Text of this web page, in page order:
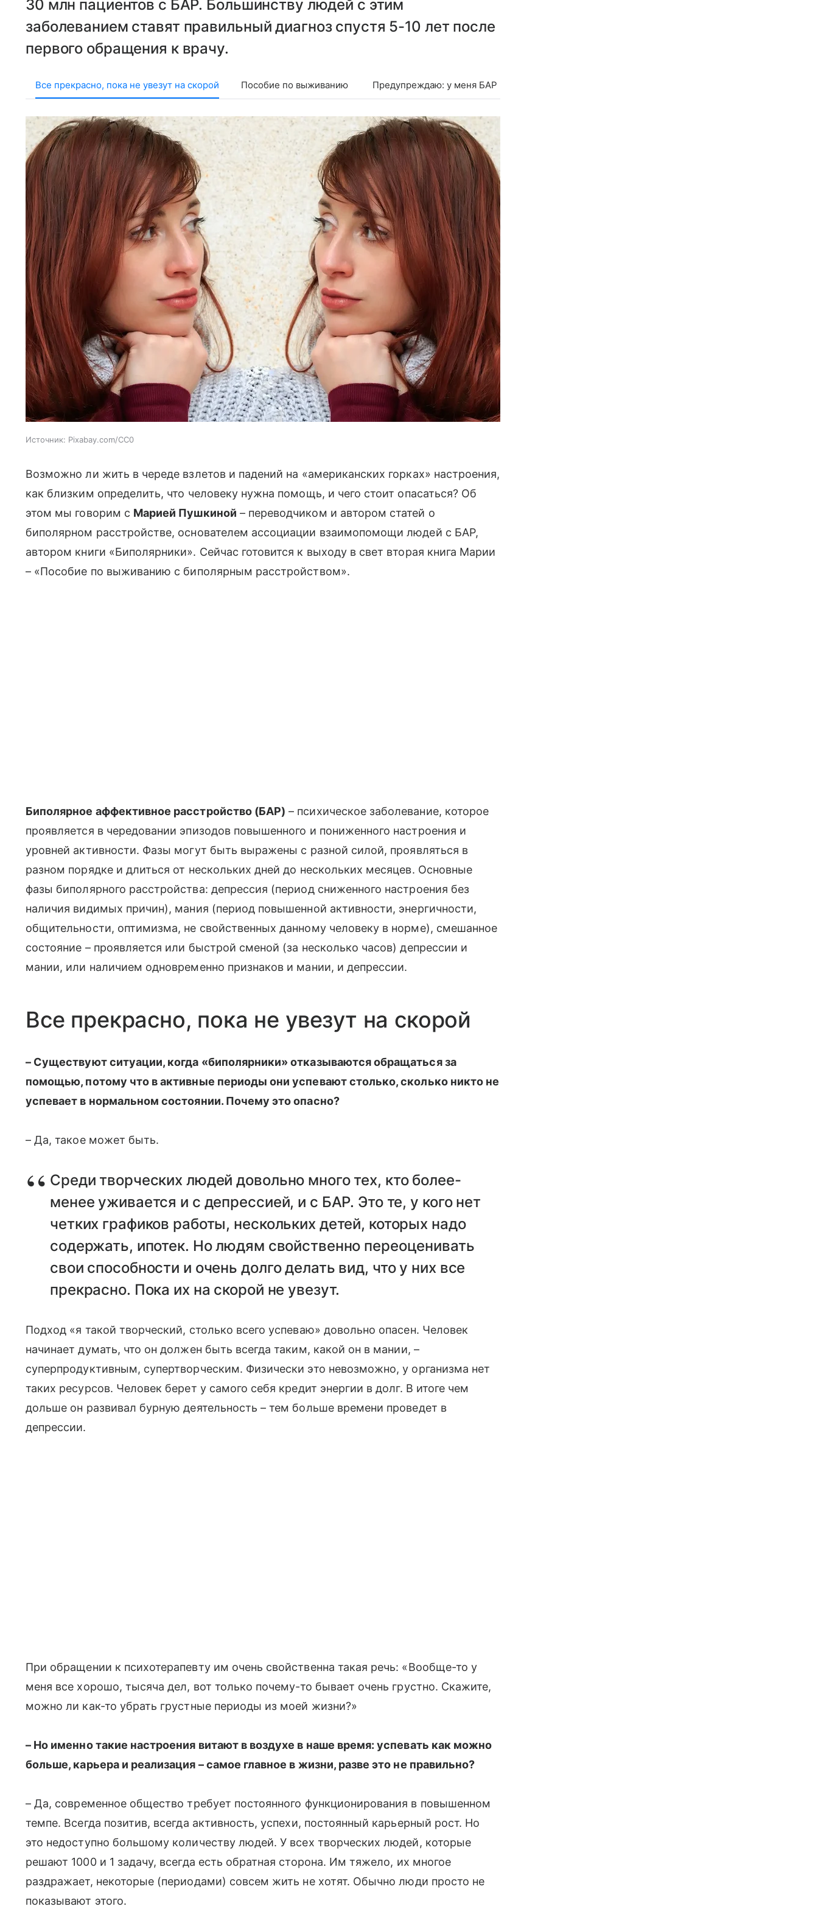
30 млн пациентов с БАР. Большинству людей с этим
заболеванием ставят правильный диагноз спустя 5-10 лет после
первого обращения к врачу.
Все прекрасно, пока не увезут на скорой Пособие по выживанию Предупреждаю: у меня БАР
Источник: Pixabay.com/CC0
Возможно ли жить в череде взлетов и падений на «американских горках» настроения,
как близким определить, что человеку нужна помощь, и чего стоит опасаться? Об
этом мы говорим с Марией Пушкиной – переводчиком и автором статей о
биполярном расстройстве, основателем ассоциации взаимопомощи людей с БАР,
автором книги «Биполярники». Сейчас готовится к выходу в свет вторая книга Марии
– «Пособие по выживанию с биполярным расстройством».
Биполярное аффективное расстройство (БАР) – психическое заболевание, которое
проявляется в чередовании эпизодов повышенного и пониженного настроения и
уровней активности. Фазы могут быть выражены с разной силой, проявляться в
разном порядке и длиться от нескольких дней до нескольких месяцев. Основные
фазы биполярного расстройства: депрессия (период сниженного настроения без
наличия видимых причин), мания (период повышенной активности, энергичности,
общительности, оптимизма, не свойственных данному человеку в норме), смешанное
состояние – проявляется или быстрой сменой (за несколько часов) депрессии и
мании, или наличием одновременно признаков и мании, и депрессии.
Все прекрасно, пока не увезут на скорой
– Существуют ситуации, когда «биполярники» отказываются обращаться за
помощью, потому что в активные периоды они успевают столько, сколько никто не
успевает в нормальном состоянии. Почему это опасно?
– Да, такое может быть.
Среди творческих людей довольно много тех, кто более-
менее уживается и с депрессией, и с БАР. Это те, у кого нет
четких графиков работы, нескольких детей, которых надо
содержать, ипотек. Но людям свойственно переоценивать
свои способности и очень долго делать вид, что у них все
прекрасно. Пока их на скорой не увезут.
Подход «я такой творческий, столько всего успеваю» довольно опасен. Человек
начинает думать, что он должен быть всегда таким, какой он в мании, –
суперпродуктивным, супертворческим. Физически это невозможно, у организма нет
таких ресурсов. Человек берет у самого себя кредит энергии в долг. В итоге чем
дольше он развивал бурную деятельность – тем больше времени проведет в
депрессии.
При обращении к психотерапевту им очень свойственна такая речь: «Вообще-то у
меня все хорошо, тысяча дел, вот только почему-то бывает очень грустно. Скажите,
можно ли как-то убрать грустные периоды из моей жизни?»
– Но именно такие настроения витают в воздухе в наше время: успевать как можно
больше, карьера и реализация – самое главное в жизни, разве это не правильно?
– Да, современное общество требует постоянного функционирования в повышенном
темпе. Всегда позитив, всегда активность, успехи, постоянный карьерный рост. Но
это недоступно большому количеству людей. У всех творческих людей, которые
решают 1000 и 1 задачу, всегда есть обратная сторона. Им тяжело, их многое
раздражает, некоторые (периодами) совсем жить не хотят. Обычно люди просто не
показывают этого.